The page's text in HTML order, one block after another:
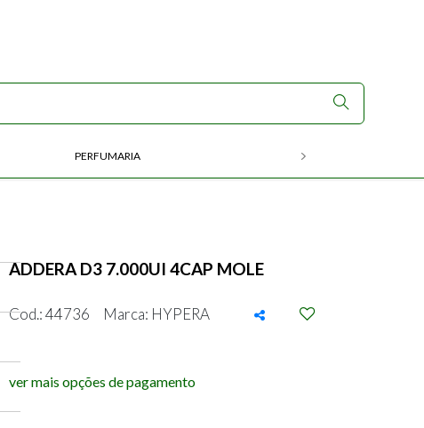
PERFUMARIA
ADDERA D3 7.000UI 4CAP MOLE
Cod.: 44736 Marca: HYPERA
ver mais opções de pagamento